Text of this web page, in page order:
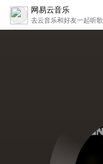
网易云音乐
去云音乐和好友一起听歌